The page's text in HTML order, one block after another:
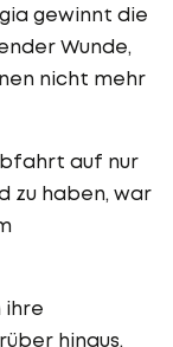
gewinnt die
Wunde,
nicht mehr
auf nur
zu haben, war
ihre
hinaus.